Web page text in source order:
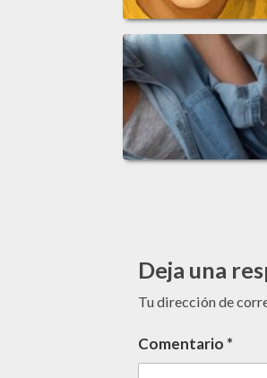
Deja una
Tu dirección de
Comentario *